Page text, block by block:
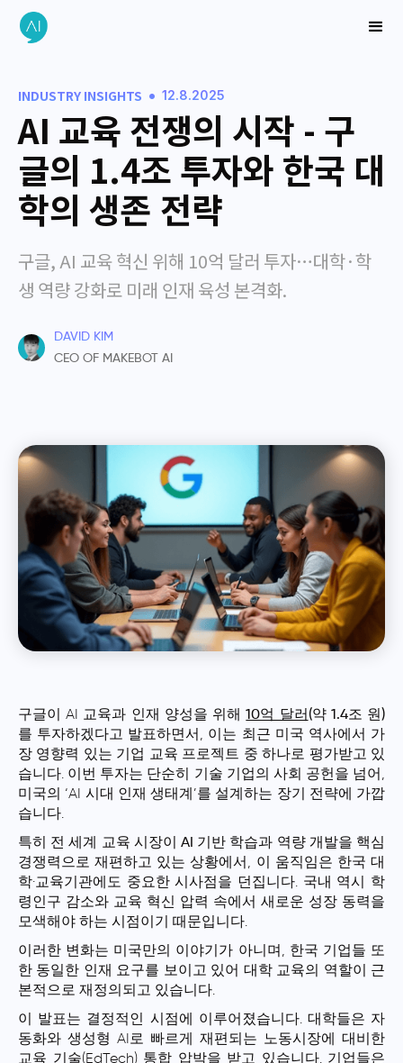
INDUSTRY INSIGHTS • 12.8.2025
AI 교육 전쟁의 시작 - 구
글의 1.4조 투자와 한국 대
학의 생존 전략
구글, AI 교육 혁신 위해 10억 달러 투자…대학·학
생 역량 강화로 미래 인재 육성 본격화.
DAVID KIM
CEO OF MAKEBOT AI
구글이 AI 교육과 인재 양성을 위해10억 달러 (약 1.4조 원)
를 투자하겠다고 발표하면서, 이는 최근 미국 역사에서 가
장 영향력 있는 기업 교육 프로젝트 중 하나로 평가받고 있
습니다. 이번 투자는 단순히 기술 기업의 사회 공헌을 넘어,
미국의 ‘AI 시대 인재 생태계’를 설계하는 장기 전략에 가깝
습니다.
특히 전 세계 교육 시장이 AI 기반 학습과 역량 개발을 핵심
경쟁력으로 재편하고 있는 상황에서, 이 움직임은 한국 대
학·교육기관에도 중요한 시사점을 던집니다. 국내 역시 학
령인구 감소와 교육 혁신 압력 속에서 새로운 성장 동력을
모색해야 하는 시점이기 때문입니다.
이러한 변화는 미국만의 이야기가 아니며, 한국 기업들 또
한 동일한 인재 요구를 보이고 있어 대학 교육의 역할이 근
본적으로 재정의되고 있습니다.
이 발표는 결정적인 시점에 이루어졌습니다. 대학들은 자
동화와 생성형 AI로 빠르게 재편되는 노동시장에 대비한
교육 기술(EdTech) 통합 압박을 받고 있습니다. 기업들은